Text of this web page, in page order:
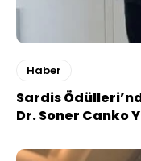
Haber
Sardis
Dr. Soner Canko